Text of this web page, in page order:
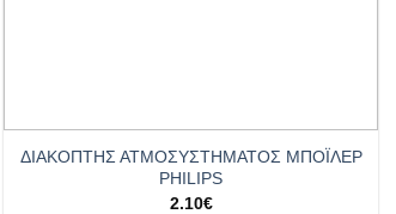
ΔΙΑΚΟΠΤΗΣ ΑΤΜΟΣΥΣΤΗΜΑΤΟΣ ΜΠΟΪΛΕΡ
PHILIPS
2.10€